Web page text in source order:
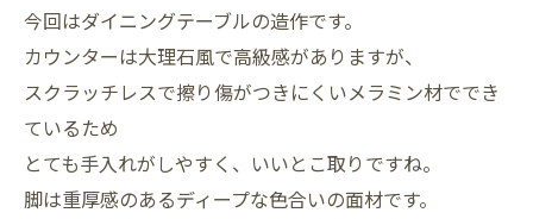
今回はダイニングテーブルの造作です。
カウンターは大理石風で高級感がありますが、
スクラッチレスで擦り傷がつきにくいメラミン材ででき
ているため
とても手入れがしやすく、いいとこ取りですね。
脚は重厚感のあるディープな色合いの面材です。